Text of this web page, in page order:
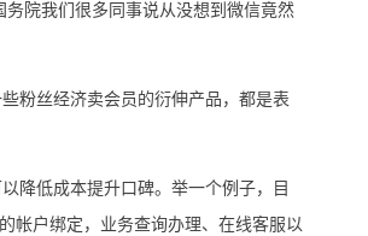
院我们很多同事说从没想到微信竟然
粉丝经济卖会员的衍伸产品，都是表
降低成本提升口碑。举一个例子，目
帐户绑定，业务查询办理、在线客服以